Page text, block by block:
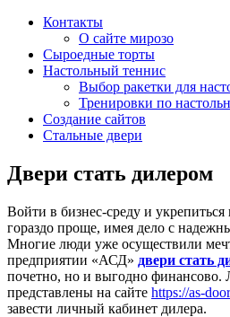
Контакты
О сайте мирозо
Сыроедные торты
Настольный теннис
Выбор ракетки для
Тренировки по
Создание сайтов
Стальные двери
Двери стать дилером
Войти в бизнес-среду и
гораздо проще, имея дело с
Многие люди уже осуществили
предприятии «АСД» двери стать
почетно, но и выгодно финансово.
представлены на сайте https://as-
завести личный кабинет дилера.